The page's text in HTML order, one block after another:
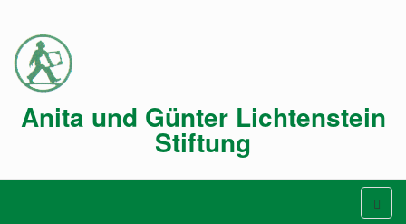
Anita und Günter Lichtenstein
Stiftung